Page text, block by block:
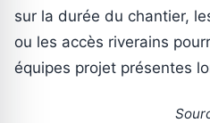
sur la durée du chantier,
ou les accès riverains
équipes projet présentes